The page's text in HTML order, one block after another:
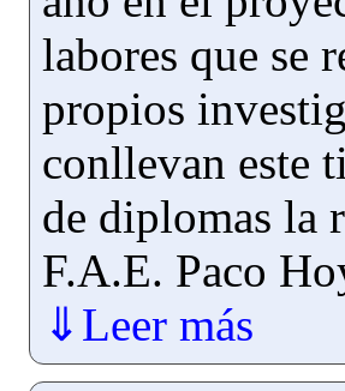
labores que se
propios
conllevan este
de diplomas la
F.A.E. Paco
⇓Leer más